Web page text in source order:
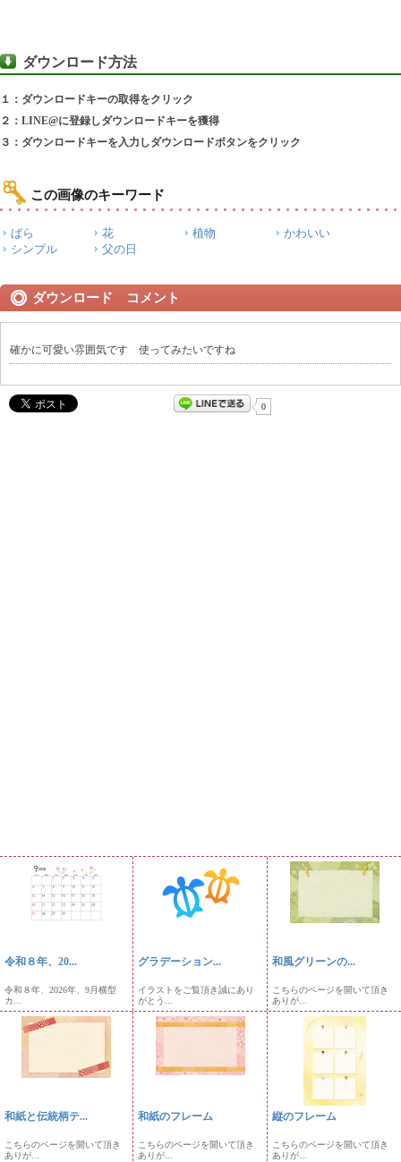
ダウンロード方法
１：ダウンロードキーの取得をクリック
２：LINE@に登録しダウンロードキーを獲得
３：ダウンロードキーを入力しダウンロードボタンをクリック
この画像のキーワード
ばら 花 植物
かわいい
シンプル
父の日
ダウンロード コメント
確かに可愛い雰囲気です 使ってみたいですね
0
令和８年、20...
令和８年、2026年、9月横型
カ...
グラデーション...
イラストをご覧頂き誠にあり
がとう...
和風グリーンの...
こちらのページを開いて頂き
ありが...
和紙と伝統柄テ...
こちらのページを開いて頂き
ありが...
和紙のフレーム
こちらのページを開いて頂き
ありが...
縦のフレーム
こちらのページを開いて頂き
ありが...